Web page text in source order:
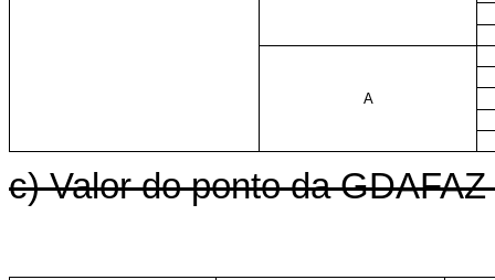
A
c) Valor do ponto da